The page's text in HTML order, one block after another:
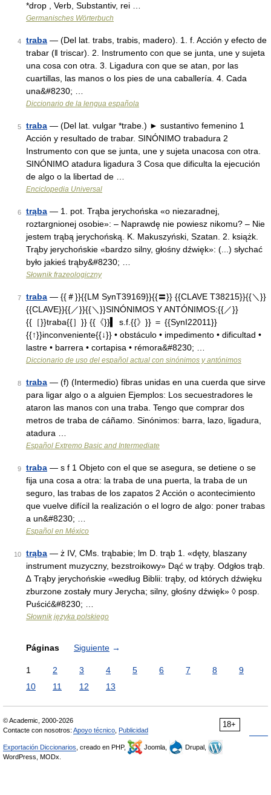
*drop , Verb, Substantiv, rei …
Germanisches Wörterbuch
4 traba — (Del lat. trabs, trabis, madero). 1. f. Acción y efecto de
trabar (ǁ triscar). 2. Instrumento con que se junta, une y sujeta
una cosa con otra. 3. Ligadura con que se atan, por las
cuartillas, las manos o los pies de una caballería. 4. Cada
una&#8230; …
Diccionario de la lengua española
5 traba — (Del lat. vulgar *trabe.) ► sustantivo femenino 1
Acción y resultado de trabar. SINÓNIMO trabadura 2
Instrumento con que se junta, une y sujeta unacosa con otra.
SINÓNIMO atadura ligadura 3 Cosa que dificulta la ejecución
de algo o la libertad de …
Enciclopedia Universal
6 trąba — 1. pot. Trąba jerychońska «o niezaradnej,
roztargnionej osobie»: – Naprawdę nie powiesz nikomu? – Nie
jestem trąbą jerychońską. K. Makuszyński, Szatan. 2. książk.
Trąby jerychońskie «bardzo silny, głośny dźwięk»: (...) słychać
było jakieś trąby&#8230; …
Słownik frazeologiczny
7 traba — {{＃}}{{LM SynT39169}}{{〓}} {{CLAVE T38215}}{{＼}}
{{CLAVE}}{{／}}{{＼}}SINÓNIMOS Y ANTÓNIMOS:{{／}}
{{［}}traba{{］}} {{《}}▍ s.f.{{》}} ＝ {{SynI22011}}
{{↑}}inconveniente{{↓}} • obstáculo • impedimento • dificultad •
lastre • barrera • cortapisa • rémora&#8230; …
Diccionario de uso del español actual con sinónimos y antónimos
8 traba — (f) (Intermedio) fibras unidas en una cuerda que sirve
para ligar algo o a alguien Ejemplos: Los secuestradores le
ataron las manos con una traba. Tengo que comprar dos
metros de traba de cáñamo. Sinónimos: barra, lazo, ligadura,
atadura …
Español Extremo Basic and Intermediate
9 traba — s f 1 Objeto con el que se asegura, se detiene o se
fija una cosa a otra: la traba de una puerta, la traba de un
seguro, las trabas de los zapatos 2 Acción o acontecimiento
que vuelve difícil la realización o el logro de algo: poner trabas
a un&#8230; …
Español en México
10 trąba — ż IV, CMs. trąbabie; lm D. trąb 1. «dęty, blaszany
instrument muzyczny, bezstroikowy» Dąć w trąby. Odgłos trąb.
∆ Trąby jerychońskie «według Biblii: trąby, od których dźwięku
zburzone zostały mury Jerycha; silny, głośny dźwięk» ◊ posp.
Puścić&#8230; …
Słownik języka polskiego
Páginas Siguiente →
1 2 3 4 5 6 7 8
9
10
11 12 13
18+
© Academic, 2000-2026
Contacte con nosotros: Apoyo técnico Publicidad
Exportación Diccionarios , creado en PHP, Joomla,
Drupal,
WordPress, MODx.